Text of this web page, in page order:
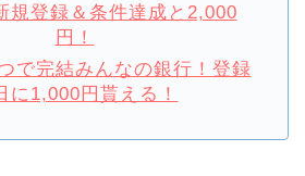
規登録＆条件達成と2,000
円！
で完結みんなの銀行！登録
に1,000円貰える！